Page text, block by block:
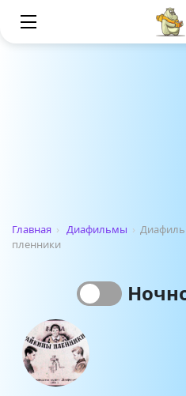
Главная › Диафильмы ›
пленники